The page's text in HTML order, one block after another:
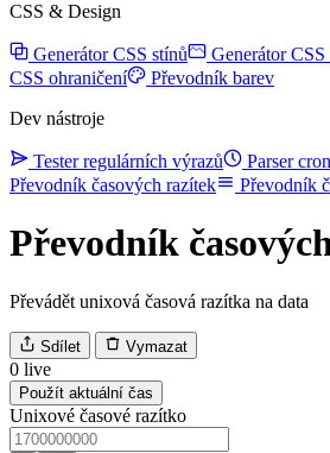
CSS & Design
Generátor CSS stínů Generátor CSS
CSS ohraničení
Převodník barev
Dev nástroje
Tester regulárních výrazů Parser cron
Převodník časových razítek
Převodník
Převodník
Převádět unixová časová razítka na data
Sdílet Vymazat
0 live
Použít aktuální čas
Unixové časové razítko